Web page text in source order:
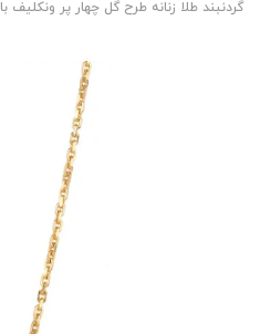
گردنبند طلا زنانه طرح گل چهار پر ونکلیف